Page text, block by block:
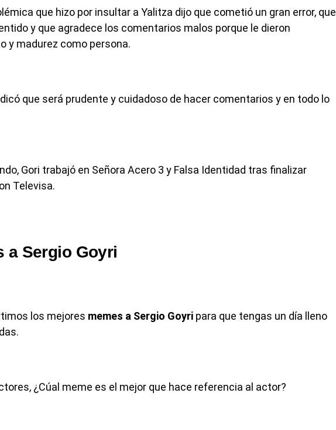
que hizo por insultar a Yalitza dijo que cometió un gran error, que
y que agradece los comentarios malos porque le dieron
y madurez como persona.
que será prudente y cuidadoso de hacer comentarios y en todo lo
Gori trabajó en Señora Acero 3 y Falsa Identidad tras finalizar
Televisa.
a Sergio Goyri
los mejores memes a Sergio Goyri para que tengas un día lleno
¿Cúal meme es el mejor que hace referencia al actor?